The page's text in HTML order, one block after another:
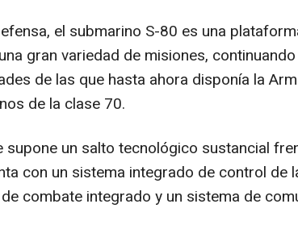
el submarino S-80 es una
gran variedad de misiones,
de las que hasta ahora disponía la
de la clase 70.
supone un salto tecnológico sustancial
con un sistema integrado de control de
combate integrado y un sistema de